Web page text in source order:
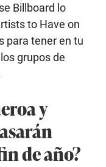
Billboard lo
to Have on
para tener en tu
grupos de
y
de año?